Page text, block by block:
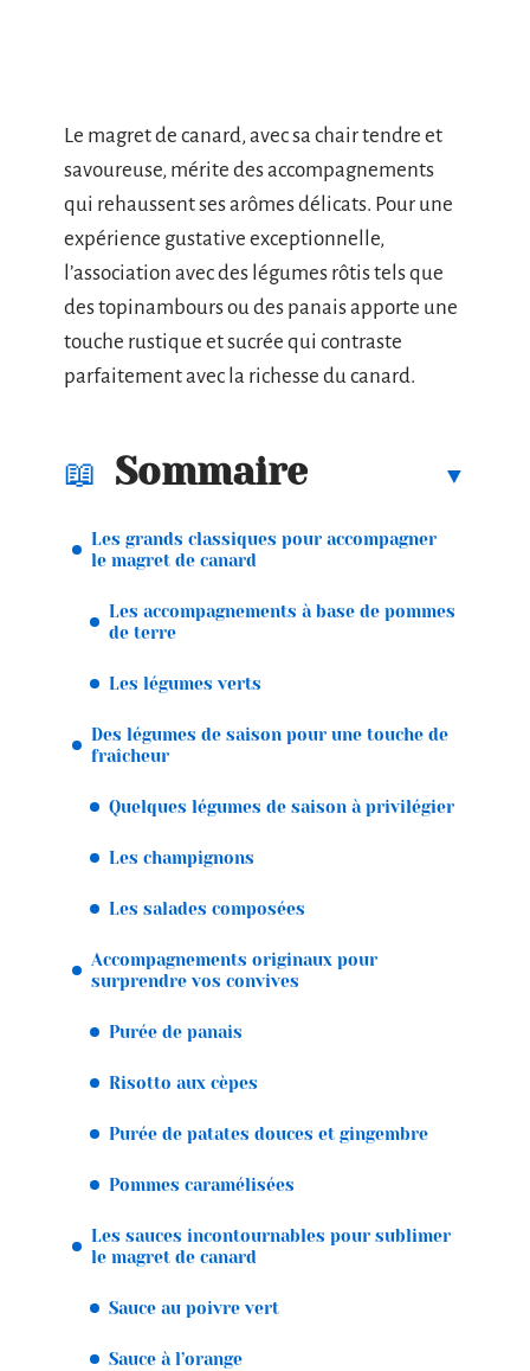
Le magret de canard, avec sa chair tendre et
savoureuse, mérite des accompagnements
qui rehaussent ses arômes délicats. Pour une
expérience gustative exceptionnelle,
l’association avec des légumes rôtis tels que
des topinambours ou des panais apporte une
touche rustique et sucrée qui contraste
parfaitement avec la richesse du canard.
Sommaire
Les grands classiques pour accompagner
le magret de canard
Les accompagnements à base de pommes
de terre
Les légumes verts
Des légumes de saison pour une touche de
fraîcheur
Quelques légumes de saison à privilégier
Les champignons
Les salades composées
Accompagnements originaux pour
surprendre vos convives
Purée de panais
Risotto aux cèpes
Purée de patates douces et gingembre
Pommes caramélisées
Les sauces incontournables pour sublimer
le magret de canard
Sauce au poivre vert
Sauce à l’orange